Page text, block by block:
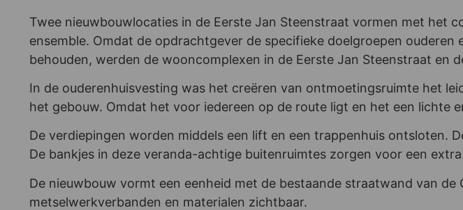
Twee nieuwbouwlocaties in de Eerste Jan Steenstraat vormen met het
ensemble. Omdat de opdrachtgever de specifieke doelgroepen
behouden, werden de wooncomplexen in de Eerste Jan Steenstraat en
In de ouderenhuisvesting was het creëren van ontmoetingsruimte het
het gebouw. Omdat het voor iedereen op de route ligt en het een lichte
De verdiepingen worden middels een lift en een trappenhuis ontsloten.
De bankjes in deze veranda-achtige buitenruimtes zorgen voor een
De nieuwbouw vormt een eenheid met de bestaande straatwand van
metselwerkverbanden en materialen zichtbaar.